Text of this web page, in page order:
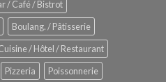
/ Café / Bistrot
Boulang. / Pâtisserie
/ Hôtel / Restaurant
Pizzeria
Poissonnerie